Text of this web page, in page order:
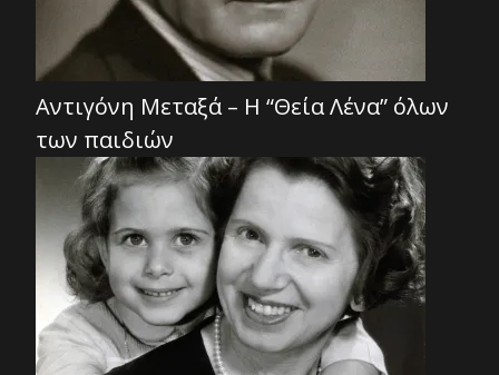
Αντιγόνη Μεταξά – Η “Θεία Λένα” όλων
των παιδιών